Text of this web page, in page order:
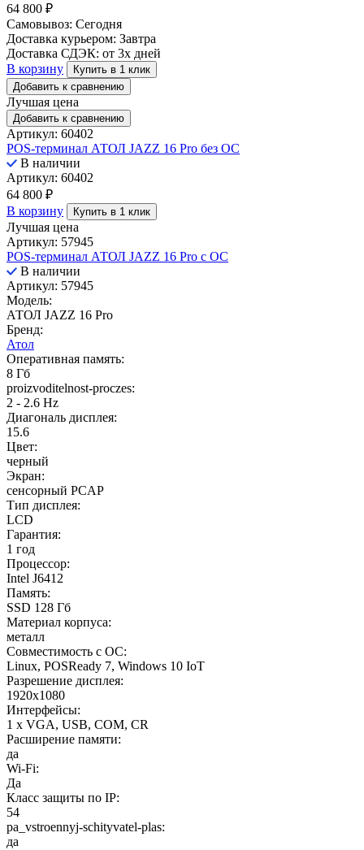
64 800 ₽
Самовывоз: Сегодня
Доставка курьером: Завтра
Доставка СДЭК: от 3х дней
В корзину
Купить в 1 клик
Добавить к сравнению
Лучшая цена
Добавить к сравнению
Артикул: 60402
POS-терминал АТОЛ JAZZ 16 Pro без ОС
В наличии
Артикул: 60402
64 800 ₽
В корзину
Купить в 1 клик
Лучшая цена
Артикул: 57945
POS-терминал АТОЛ JAZZ 16 Pro с ОС
В наличии
Артикул: 57945
Модель:
АТОЛ JAZZ 16 Pro
Бренд:
Атол
Оперативная память:
8 Гб
proizvoditelnost-proczes:
2 - 2.6 Hz
Диагональ дисплея:
15.6
Цвет:
черный
Экран:
сенсорный PCAP
Тип дисплея:
LCD
Гарантия:
1 год
Процессор:
Intel J6412
Память:
SSD 128 Гб
Материал корпуса:
металл
Совместимость с ОС:
Linux, POSReady 7, Windows 10 IoT
Разрешение дисплея:
1920x1080
Интерфейсы:
1 x VGA, USB, COM, CR
Расширение памяти:
да
Wi-Fi:
Да
Класс защиты по IP:
54
pa_vstroennyj-schityvatel-plas:
да